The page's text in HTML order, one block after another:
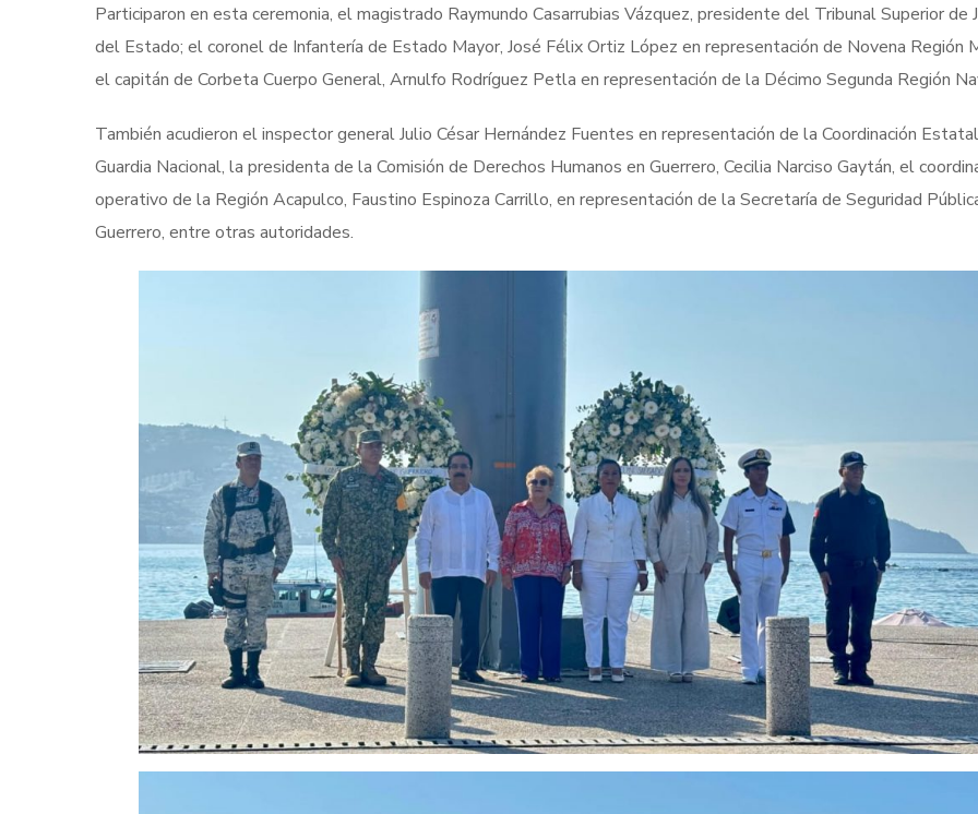
Participaron en esta ceremonia, el magistrado Raymundo Casarrubias Vázquez, presidente del Tribunal Superior de
del Estado; el coronel de Infantería de Estado Mayor, José Félix Ortiz López en representación de Novena Región
el capitán de Corbeta Cuerpo General, Arnulfo Rodríguez Petla en representación de la Décimo Segunda Región
También acudieron el inspector general Julio César Hernández Fuentes en representación de la Coordinación
Guardia Nacional, la presidenta de la Comisión de Derechos Humanos en Guerrero, Cecilia Narciso Gaytán, el
operativo de la Región Acapulco, Faustino Espinoza Carrillo, en representación de la Secretaría de Seguridad
Guerrero, entre otras autoridades.